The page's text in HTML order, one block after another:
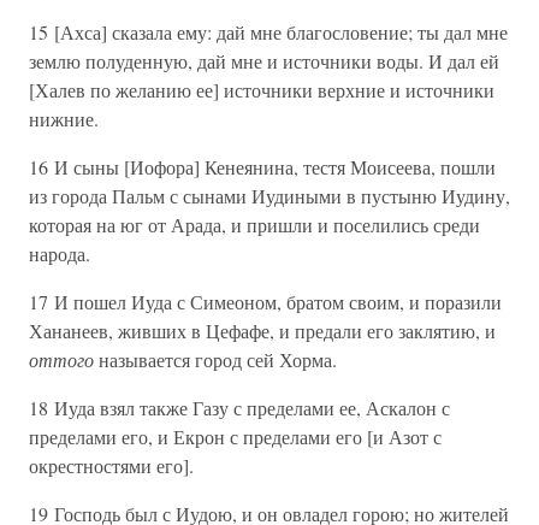
15 [Ахса] сказала ему: дай мне благословение; ты дал мне
землю полуденную, дай мне и источники воды. И дал ей
[Халев по желанию ее] источники верхние и источники
нижние.
16 И сыны [Иофора] Кенеянина, тестя Моисеева, пошли
из города Пальм с сынами Иудиными в пустыню Иудину,
которая на юг от Арада, и пришли и поселились среди
народа.
17 И пошел Иуда с Симеоном, братом своим, и поразили
Хананеев, живших в Цефафе, и предали его заклятию, и
оттогоназывается город сей Хорма.
18 Иуда взял также Газу с пределами ее, Аскалон с
пределами его, и Екрон с пределами его [и Азот с
окрестностями его].
19 Господь был с Иудою, и он овладел горою; но жителей